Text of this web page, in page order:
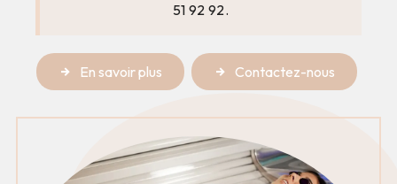
51 92 92.
En savoir plus Contactez-nous